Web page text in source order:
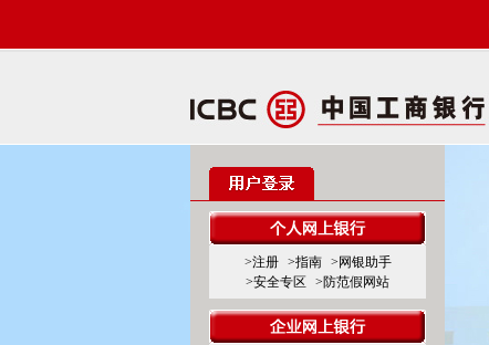
>注册 >指南
>网银助手
>安全专区
>防范假网站